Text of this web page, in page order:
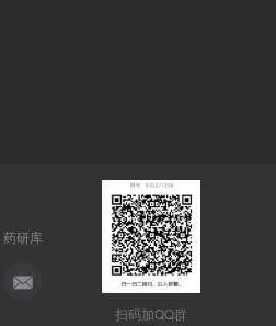
药研库
扫码加QQ群